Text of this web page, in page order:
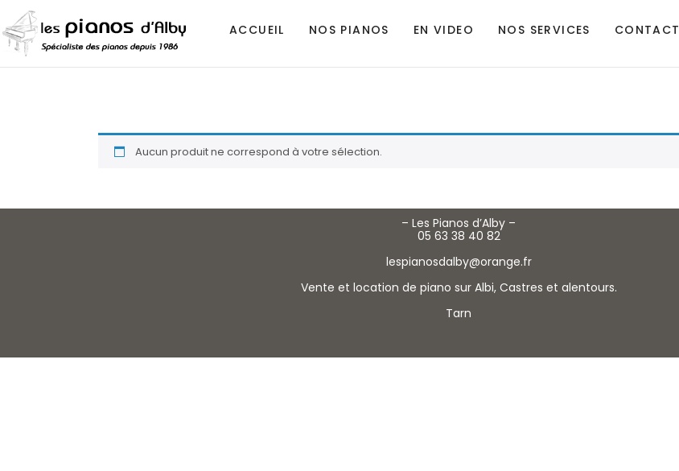
ACCUEIL NOS PIANOS EN VIDEO NOS SERVICES CONTACT
Aucun produit ne correspond à votre sélection.
– Les Pianos d’Alby –
05 63 38 40 82
lespianosdalby@orange.fr
Vente et location de piano sur Albi, Castres et alentours.
Tarn